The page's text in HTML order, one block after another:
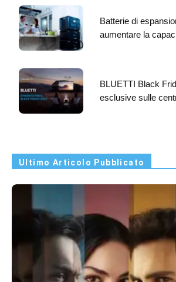
Batterie di
aumentare la
BLUETTI Black
esclusive sulle
Ultimo Articolo Pubblicato